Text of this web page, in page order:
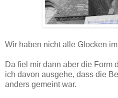
Wir haben nicht alle Glocken im
Da fiel mir dann aber die Form
ich davon ausgehe, dass die
anders gemeint war.